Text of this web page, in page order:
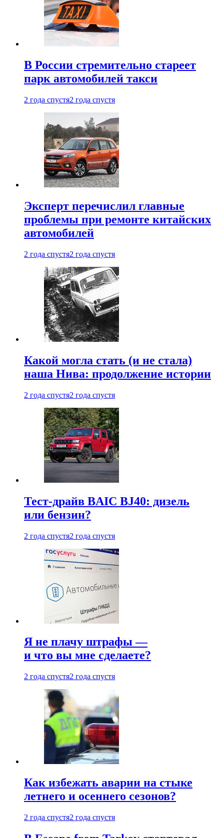
В России стремительно стареет
парк автомобилей такси
2 года спустя2 года спустя
Эксперт перечислил главные
проблемы при ремонте китайских
автомобилей
2 года спустя2 года спустя
Какой могла стать (и не стала)
наша Нива: продолжение истории
2 года спустя2 года спустя
Тест-драйв BAIC BJ40: дизель
или бензин?
2 года спустя2 года спустя
Я не плачу штрафы —
и что вы мне сделаете?
2 года спустя2 года спустя
Как избежать аварии на стыке
летнего и осеннего сезонов?
2 года спустя2 года спустя